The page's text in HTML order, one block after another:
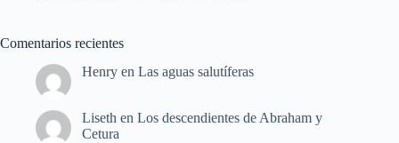
Comentarios recientes
Henry en Las aguas salutíferas
Liseth en Los descendientes de Abraham y
Cetura